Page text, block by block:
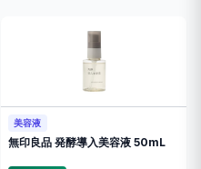
美容液
無印良品 発酵導入美容液 50mL